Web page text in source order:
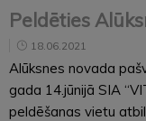
Peldēties
18.06.2021
Alūksnes novada
gada 14.jūnijā SIA
peldēšanas vietu